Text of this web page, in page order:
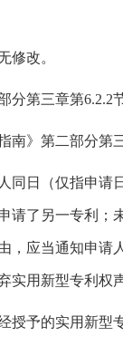
修改。
分第三章第6.2.2
南》第二部分第
同日（仅指申请
请了另一专利；
，应当通知申请
实用新型专利权
授予的实用新型